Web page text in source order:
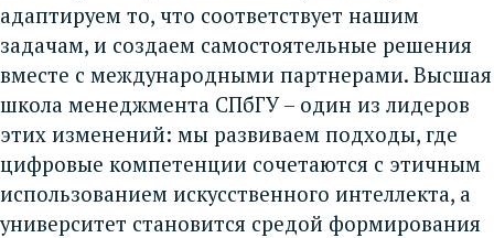
адаптируем то, что соответствует нашим
задачам, и создаем самостоятельные решения
вместе с международными партнерами. Высшая
школа менеджмента СПбГУ – один из лидеров
этих изменений: мы развиваем подходы, где
цифровые компетенции сочетаются с этичным
использованием искусственного интеллекта, а
университет становится средой формирования